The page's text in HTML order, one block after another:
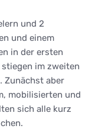
und 2
und einem
in der ersten
im zweiten
Zunächst aber
mobilisierten und
sich alle kurz